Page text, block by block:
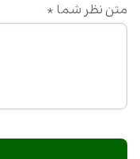
متن نظر شما *